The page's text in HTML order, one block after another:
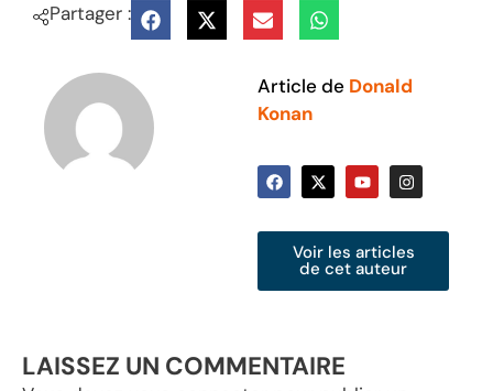
Partager :
Article de Donald
Konan
Voir les articles
de cet auteur
LAISSEZ UN COMMENTAIRE